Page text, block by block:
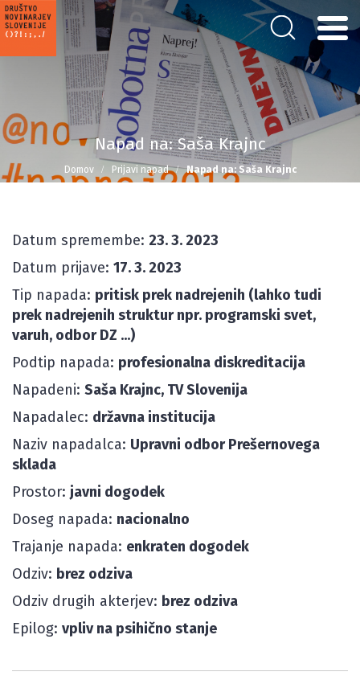
Napad na: Saša Krajnc
Domov Prijavi napad Napad na: Saša Krajnc
Datum spremembe: 23. 3. 2023
Datum prijave: 17. 3. 2023
Tip napada: pritisk prek nadrejenih (lahko tudi
prek nadrejenih struktur npr. programski svet,
varuh, odbor DZ ...)
Podtip napada: profesionalna diskreditacija
Napadeni: Saša Krajnc, TV Slovenija
Napadalec: državna institucija
Naziv napadalca: Upravni odbor Prešernovega
sklada
Prostor: javni dogodek
Doseg napada: nacionalno
Trajanje napada: enkraten dogodek
Odziv: brez odziva
Odziv drugih akterjev: brez odziva
Epilog: vpliv na psihično stanje